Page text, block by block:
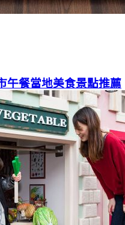
午餐當地美食景點推薦